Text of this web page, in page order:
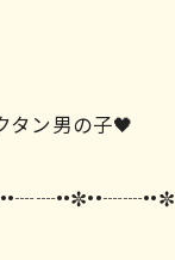
ン男の子🖤